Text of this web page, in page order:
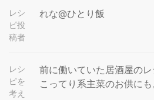
レシ
ピ投
稿者
れな@ひとり飯
レシ
ピを
考え
前に働いていた居酒屋のレ
こってり系主菜のお供にも